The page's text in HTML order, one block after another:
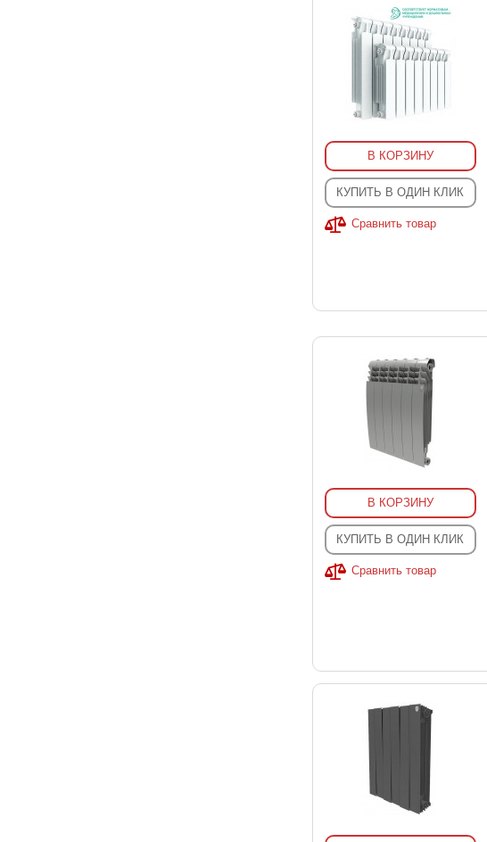
В КОРЗИНУ
КУПИТЬ В ОДИН КЛИК
Сравнить товар
В КОРЗИНУ
КУПИТЬ В ОДИН КЛИК
Сравнить товар